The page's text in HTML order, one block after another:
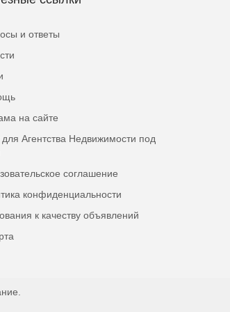
и ответы
на сайте
Агентства Недвижимости под
соглашение
конфиденциальности
к качеству объявлений